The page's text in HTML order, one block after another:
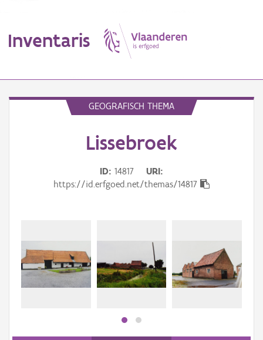
Inventaris
Persoon of collectief
GEOGRAFISCH THEMA
Lissebroek
ID 14817
URI
https://id.erfgoed.net/themas/14817